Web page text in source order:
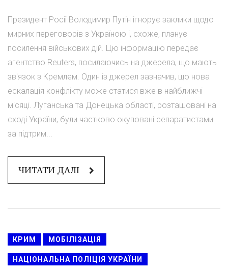
Президент Росії Володимир Путін ігнорує заклики щодо
мирних переговорів з Україною і, схоже, планує
посилення військових дій. Цю інформацію передає
агентство Reuters, посилаючись на джерела, що мають
зв'язок з Кремлем. Один із джерел зазначив, що нова
ескалація конфлікту може статися вже в найближчі
місяці. Луганська та Донецька області, розташовані на
сході України, були частково окуповані сепаратистами
за підтрим...
ЧИТАТИ ДАЛІ
КРИМ МОБІЛІЗАЦІЯ
НАЦІОНАЛЬНА ПОЛІЦІЯ УКРАЇНИ